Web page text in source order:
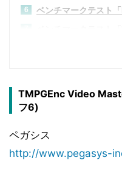
6 ベンチマークテスト
10 ベンチマークテスト
12 ベンチマークテスト
13 ベンチマークテスト
TMPGEnc Video
フ6)
ペガシス
http://www.pegasys-